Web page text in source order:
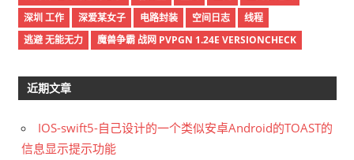
深圳 工作
深爱某女子 电路封装 空间日志
线程
逃避 无能无力
魔兽争霸 战网 PVPGN 1.24E VERSIONCHECK
近期文章
IOS-swift5-自己设计的一个类似安卓Android的TOAST的
信息显示提示功能